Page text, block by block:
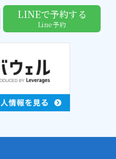
LINEで予約する
Line予約